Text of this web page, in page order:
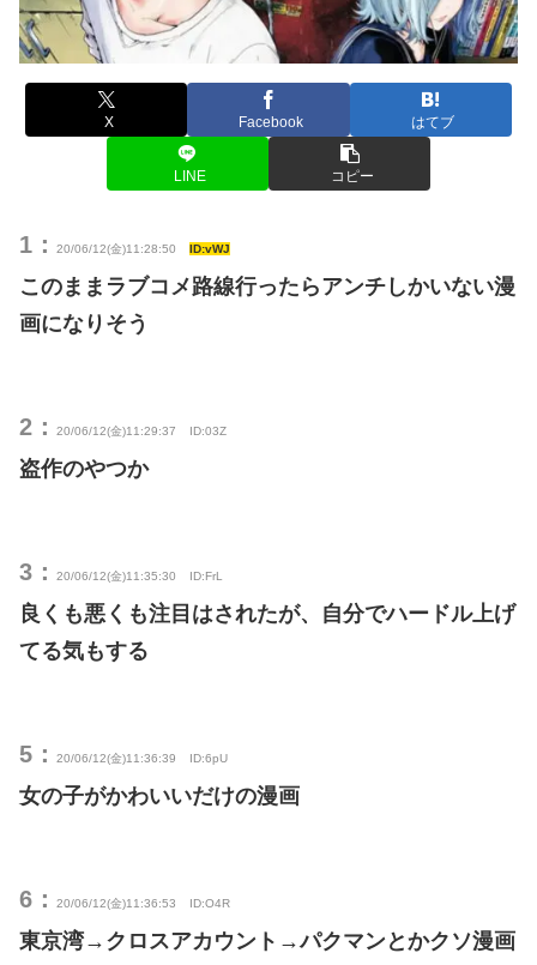
X Facebook はてブ
LINE コピー
1： 20/06/12(金)11:28:50 ID:vWJ
このままラブコメ路線行ったらアンチしかいない漫
画になりそう
2： 20/06/12(金)11:29:37 ID:03Z
盗作のやつか
3： 20/06/12(金)11:35:30 ID:FrL
良くも悪くも注目はされたが、自分でハードル上げ
てる気もする
5： 20/06/12(金)11:36:39 ID:6pU
女の子がかわいいだけの漫画
6： 20/06/12(金)11:36:53 ID:O4R
東京湾→クロスアカウント→パクマンとかクソ漫画